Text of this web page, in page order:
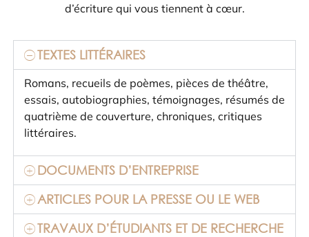
d’écriture qui vous tiennent à cœur.
TEXTES LITTÉRAIRES
Romans, recueils de poèmes, pièces de théâtre,
essais, autobiographies, témoignages, résumés de
quatrième de couverture, chroniques, critiques
littéraires.
DOCUMENTS D’ENTREPRISE
ARTICLES POUR LA PRESSE OU LE WEB
TRAVAUX D’ÉTUDIANTS ET DE RECHERCHE